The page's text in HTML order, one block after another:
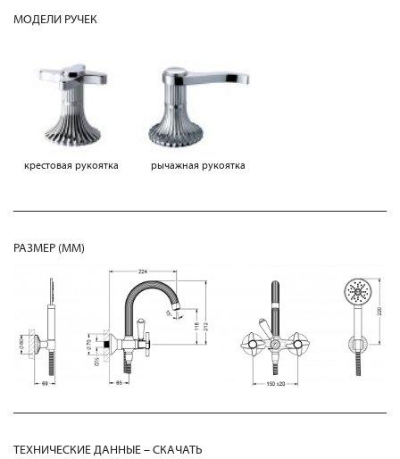
МОДЕЛИ РУЧЕК
крестовая рукоятка рычажная рукоятка
РАЗМЕР (MM)
ТЕХНИЧЕСКИЕ ДАННЫЕ – СКАЧАТЬ